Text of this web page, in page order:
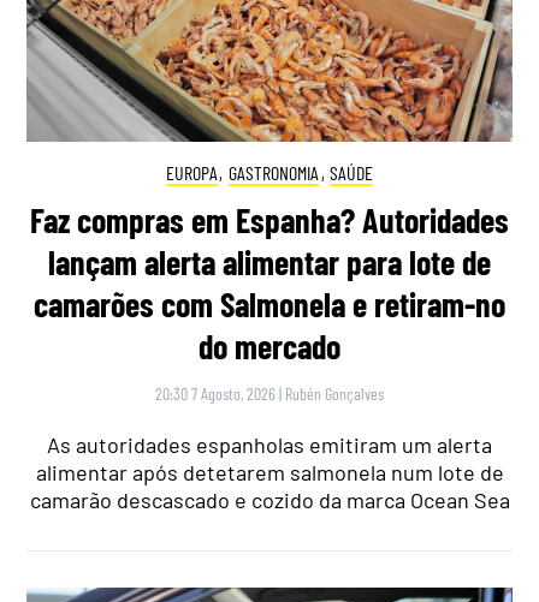
EUROPA, GASTRONOMIA , SAÚDE
Faz compras em Espanha? Autoridades
lançam alerta alimentar para lote de
camarões com Salmonela e retiram-no
do mercado
20:30 7 Agosto, 2026 | Rubén Gonçalves
As autoridades espanholas emitiram um alerta
alimentar após detetarem salmonela num lote de
camarão descascado e cozido da marca Ocean Sea